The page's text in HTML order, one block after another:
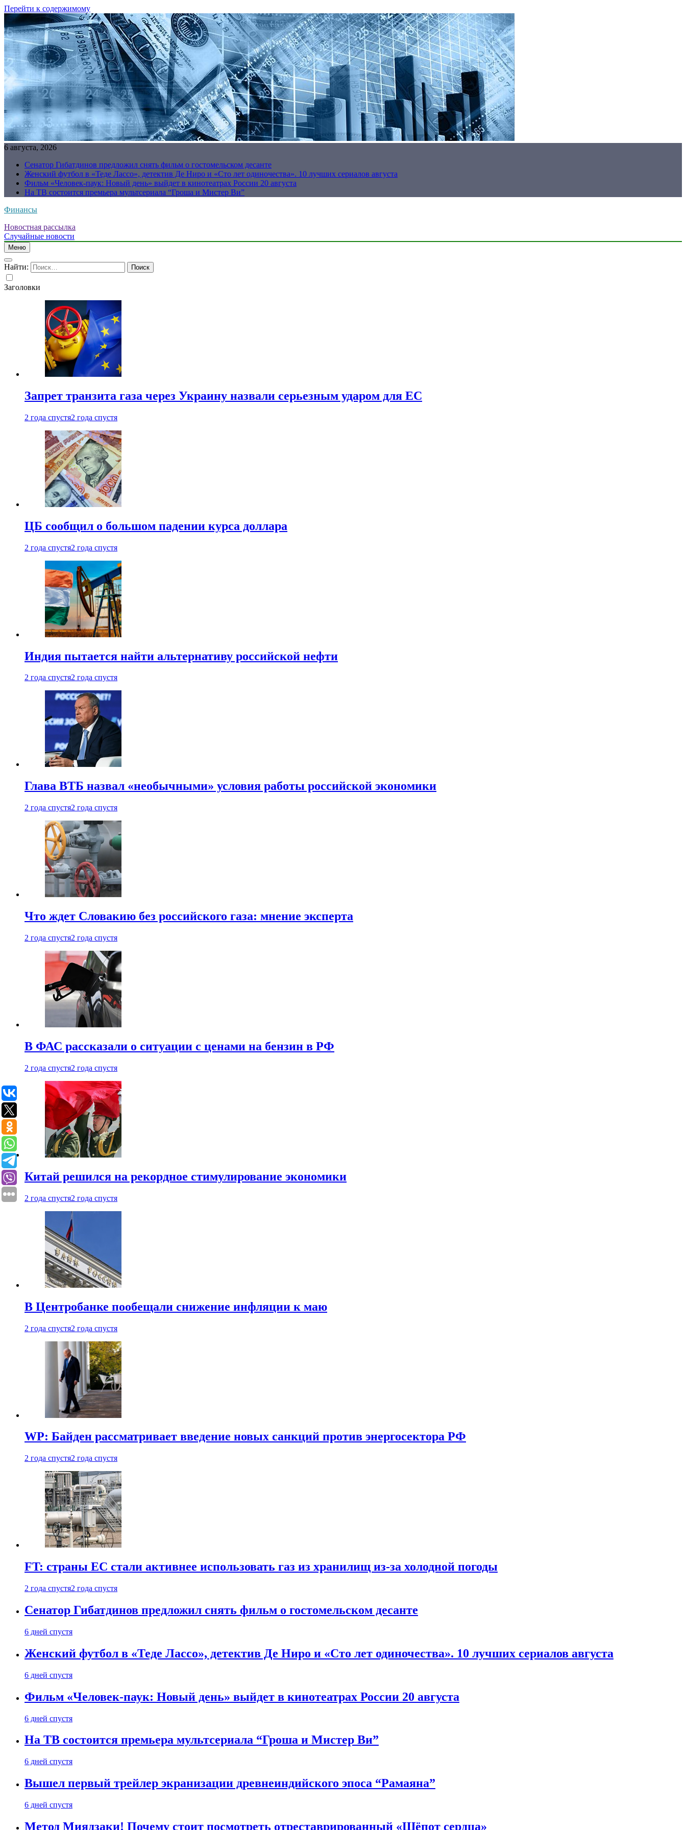
Перейти к содержимому
6 августа, 2026
Сенатор Гибатдинов предложил снять фильм о гостомельском десанте
Женский футбол в «Теде Лассо», детектив Де Ниро и «Сто лет одиночества». 10 лучших сериалов августа
Фильм «Человек-паук: Новый день» выйдет в кинотеатрах России 20 августа
На ТВ состоится премьера мультсериала “Гроша и Мистер Ви”
Финансы
Новостная рассылка
Случайные новости
Меню
Найти:
Заголовки
Запрет транзита газа через Украину назвали серьезным ударом для ЕС
2 года спустя2 года спустя
ЦБ сообщил о большом падении курса доллара
2 года спустя2 года спустя
Индия пытается найти альтернативу российской нефти
2 года спустя2 года спустя
Глава ВТБ назвал «необычными» условия работы российской экономики
2 года спустя2 года спустя
Что ждет Словакию без российского газа: мнение эксперта
2 года спустя2 года спустя
В ФАС рассказали о ситуации с ценами на бензин в РФ
2 года спустя2 года спустя
Китай решился на рекордное стимулирование экономики
2 года спустя2 года спустя
В Центробанке пообещали снижение инфляции к маю
2 года спустя2 года спустя
WP: Байден рассматривает введение новых санкций против энергосектора РФ
2 года спустя2 года спустя
FT: страны ЕС стали активнее использовать газ из хранилищ из-за холодной погоды
2 года спустя2 года спустя
Сенатор Гибатдинов предложил снять фильм о гостомельском десанте
6 дней спустя
Женский футбол в «Теде Лассо», детектив Де Ниро и «Сто лет одиночества». 10 лучших сериалов августа
6 дней спустя
Фильм «Человек-паук: Новый день» выйдет в кинотеатрах России 20 августа
6 дней спустя
На ТВ состоится премьера мультсериала “Гроша и Мистер Ви”
6 дней спустя
Вышел первый трейлер экранизации древнеиндийского эпоса “Рамаяна”
6 дней спустя
Метод Миядзаки! Почему стоит посмотреть отреставрированный «Шёпот сердца»